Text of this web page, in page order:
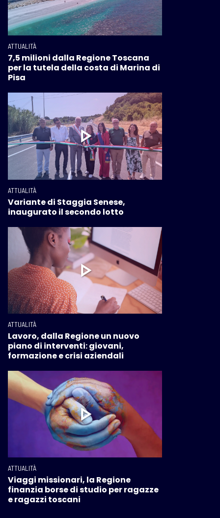
ATTUALITÀ
7,5 milioni dalla Regione Toscana
per la tutela della costa di Marina di
Pisa
ATTUALITÀ
Variante di Staggia Senese,
inaugurato il secondo lotto
ATTUALITÀ
Lavoro, dalla Regione un nuovo
piano di interventi: giovani,
formazione e crisi aziendali
ATTUALITÀ
Viaggi missionari, la Regione
finanzia borse di studio per ragazze
e ragazzi toscani